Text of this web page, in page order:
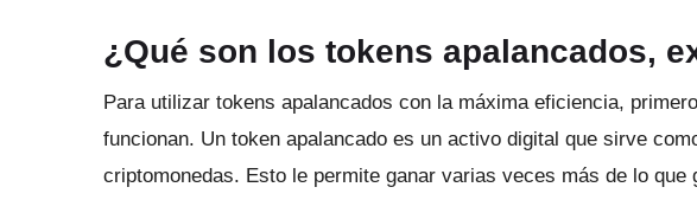
¿Qué son los tokens apalancados,
Para utilizar tokens apalancados con la máxima eficiencia,
funcionan. Un token apalancado es un activo digital que sirve
criptomonedas. Esto le permite ganar varias veces más de lo